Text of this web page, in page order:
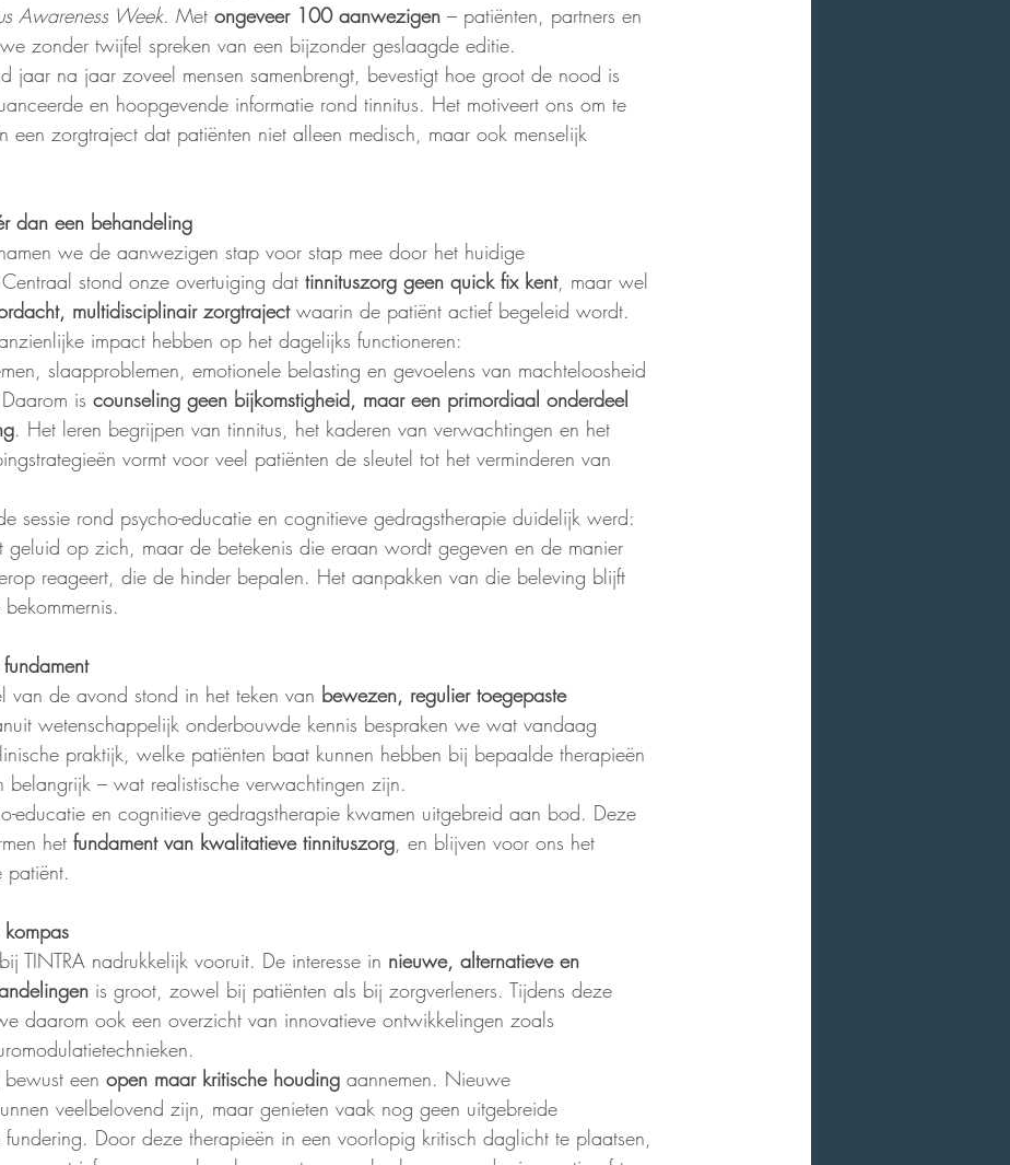
Awareness Week. Met ongeveer 100 aanwezigen – patiënten, partners en
zonder twijfel spreken van een bijzonder geslaagde editie.
jaar na jaar zoveel mensen samenbrengt, bevestigt hoe groot de nood is
en hoopgevende informatie rond tinnitus. Het motiveert ons om te
een zorgtraject dat patiënten niet alleen medisch, maar ook menselijk
dan een behandeling
we de aanwezigen stap voor stap mee door het huidige
stond onze overtuiging dat tinnituszorg geen quick fix kent, maar wel
multidisciplinair zorgtraject waarin de patiënt actief begeleid wordt.
impact hebben op het dagelijks functioneren:
slaapproblemen, emotionele belasting en gevoelens van machteloosheid
is counseling geen bijkomstigheid, maar een primordiaal onderdeel
. Het leren begrijpen van tinnitus, het kaderen van verwachtingen en het
vormt voor veel patiënten de sleutel tot het verminderen van
sessie rond psycho-educatie en cognitieve gedragstherapie duidelijk werd:
geluid op zich, maar de betekenis die eraan wordt gegeven en de manier
reageert, die de hinder bepalen. Het aanpakken van die beleving blijft
van de avond stond in het teken van bewezen, regulier toegepaste
wetenschappelijk onderbouwde kennis bespraken we wat vandaag
praktijk, welke patiënten baat kunnen hebben bij bepaalde therapieën
belangrijk – wat realistische verwachtingen zijn.
educatie en cognitieve gedragstherapie kwamen uitgebreid aan bod. Deze
het fundament van kwalitatieve tinnituszorg , en blijven voor ons het
patiënt.
TINTRA nadrukkelijk vooruit. De interesse in nieuwe, alternatieve en
is groot, zowel bij patiënten als bij zorgverleners. Tijdens deze
daarom ook een overzicht van innovatieve ontwikkelingen zoals
een open maar kritische houding aannemen. Nieuwe
veelbelovend zijn, maar genieten vaak nog geen uitgebreide
Door deze therapieën in een voorlopig kritisch daglicht te plaatsen,